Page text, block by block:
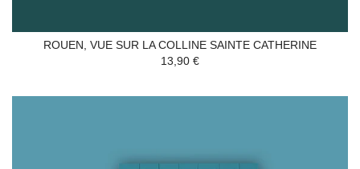
ROUEN, VUE SUR LA COLLINE SAINTE CATHERINE
13,90 €